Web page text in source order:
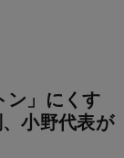
ン」にくす
小野代表が